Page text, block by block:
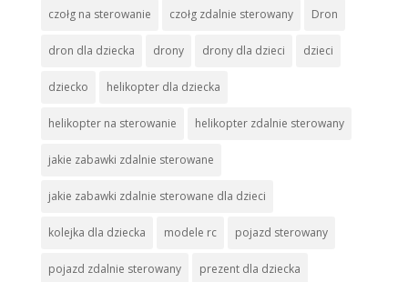
czołg na sterowanie czołg zdalnie sterowany Dron
dron dla dziecka drony drony dla dzieci dzieci
dziecko helikopter dla dziecka
helikopter na sterowanie helikopter zdalnie sterowany
jakie zabawki zdalnie sterowane
jakie zabawki zdalnie sterowane dla dzieci
kolejka dla dziecka modele rc pojazd sterowany
pojazd zdalnie sterowany prezent dla dziecka